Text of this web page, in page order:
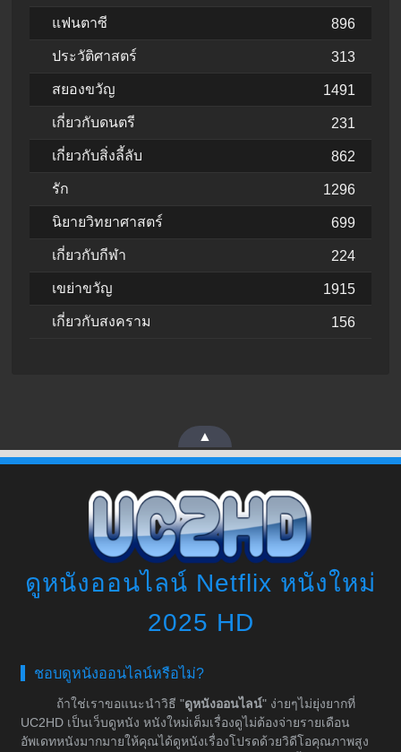
แฟนตาซี 896
ประวัติศาสตร์ 313
สยองขวัญ 1491
เกี่ยวกับดนตรี 231
เกี่ยวกับสิ่งลี้ลับ 862
รัก 1296
นิยายวิทยาศาสตร์ 699
เกี่ยวกับกีฬา 224
เขย่าขวัญ 1915
เกี่ยวกับสงคราม 156
▲
ดูหนังออนไลน์ Netflix หนังใหม่
2025 HD
ชอบดูหนังออนไลน์หรือไม่?
ถ้าใช่เราขอแนะนำวิธี "ดูหนังออนไลน์" ง่ายๆไม่ยุ่งยากที่
UC2HD เป็นเว็บดูหนัง หนังใหม่เต็มเรื่องดูไม่ต้องจ่ายรายเดือน
อัพเดทหนังมากมายให้คุณได้ดูหนังเรื่องโปรดด้วยวิดีโอคุณภาพสูง